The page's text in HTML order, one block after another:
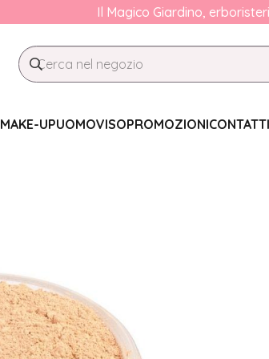
Il Magico Giardino,
MAKE-UPUOMOVISOPROMOZIONICONTATTI